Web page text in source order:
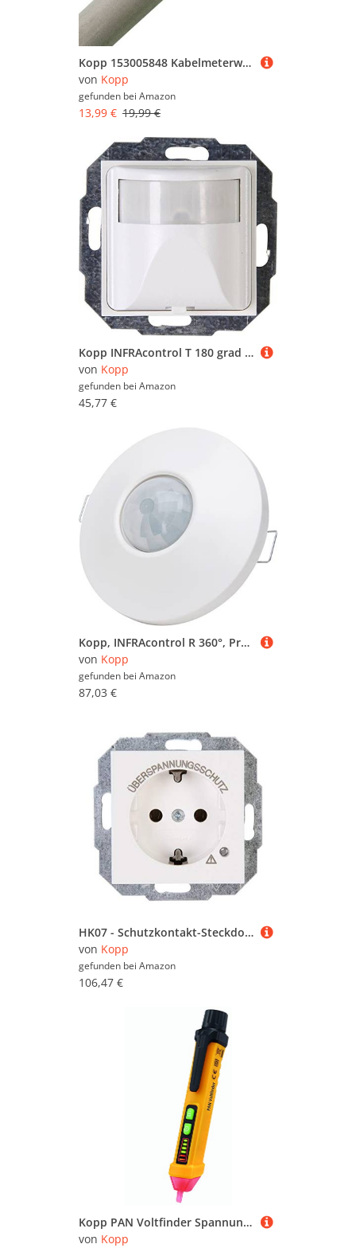
Kopp 153005848 Kabelmeterware, 5 m-Ring
von Kopp
gefunden bei Amazon
13,99 € 19,99 €
Kopp INFRAcontrol T 180 grad UP IP20, 1 Stück, rein/weiß, 805829013 Venedig/Athenis, Rein-weiß
von Kopp
gefunden bei Amazon
45,77 €
Kopp, INFRAcontrol R 360°, Präsenzmelder, Deckeneinbau, 12m Erfassungsbereich, Slave, 827804003
von Kopp
gefunden bei Amazon
87,03 €
HK07 - Schutzkontakt-Steckdose, Überspannungsschutz, erhöhter Berührungsschutz, Farbe: reinweiß
von Kopp
gefunden bei Amazon
106,47 €
Kopp PAN Voltfinder Spannungsdetektor, berührungsloser Spannungsprüfer 12-1000 V, CAT III, beleutet, 324206030
von Kopp